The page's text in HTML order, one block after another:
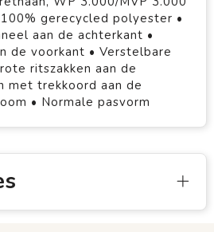
gerecycled polyester •
aan de achterkant •
de voorkant • Verstelbare
ritszakken aan de
met trekkoord aan de
• Normale pasvorm